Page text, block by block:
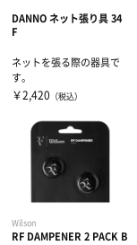
DANNO ネット張り具 34
F
ネットを張る際の器具で
す。
￥2,420 （税込）
Wilson
RF DAMPENER 2 PACK B